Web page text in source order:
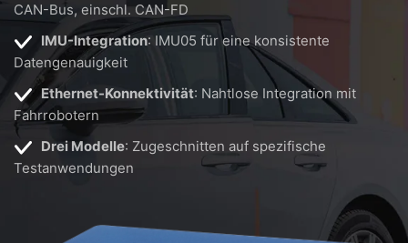
CAN-Bus, einschl. CAN-FD
IMU-Integration: IMU05 für eine konsistente
Datengenauigkeit
Ethernet-Konnektivität: Nahtlose Integration mit
Fahrrobotern
Drei Modelle: Zugeschnitten auf spezifische
Testanwendungen